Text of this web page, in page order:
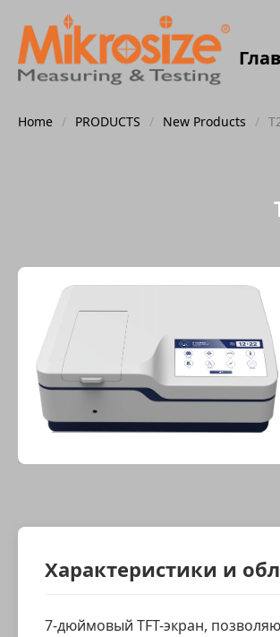
Home / PRODUCTS / New Products /
Характеристики и
7-дюймовый TFT-экран,